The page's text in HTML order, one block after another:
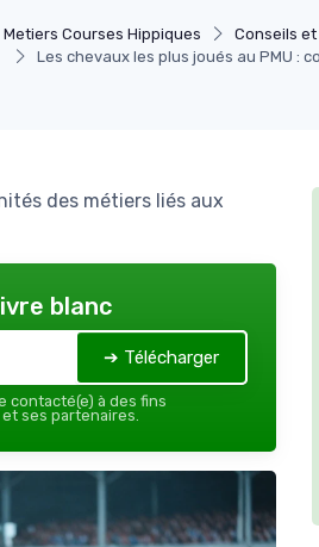
Metiers Courses Hippiques Conseils
Les chevaux les plus joués au PMU :
des métiers liés aux
blanc
➔ Télécharger
contacté(e) à des fins
ses partenaires.